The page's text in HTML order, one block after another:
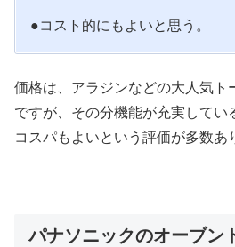
●コスト的にもよいと思う。
価格は、アラジンなどの大人気ト
ですが、その分機能が充実してい
コスパもよいという評価が多数あ
パナソニックのオーブン